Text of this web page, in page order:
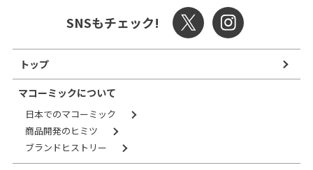
SNSもチェック!
トップ
マコーミックについて
日本でのマコーミック
商品開発のヒミツ
ブランドヒストリー